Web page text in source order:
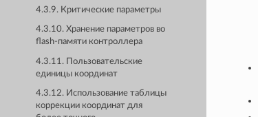
4.3.9. Критические параметры
4.3.10. Хранение параметров во
flash-памяти контроллера
4.3.11. Пользовательские
единицы координат
4.3.12. Использование таблицы
коррекции координат для